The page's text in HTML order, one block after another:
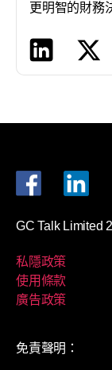
更明智的財務
GC Talk Limited
私隱政策
使用條款
廣告政策
免責聲明：